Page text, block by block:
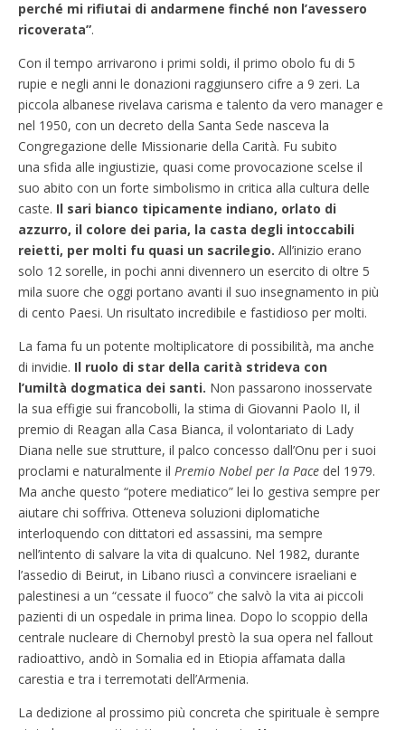
perché mi rifiutai di andarmene finché non l’avessero
ricoverata”.
Con il tempo arrivarono i primi soldi, il primo obolo fu di 5
rupie e negli anni le donazioni raggiunsero cifre a 9 zeri. La
piccola albanese rivelava carisma e talento da vero manager e
nel 1950, con un decreto della Santa Sede nasceva la
Congregazione delle Missionarie della Carità. Fu subito
una sfida alle ingiustizie, quasi come provocazione scelse il
suo abito con un forte simbolismo in critica alla cultura delle
caste. Il sari bianco tipicamente indiano, orlato di
azzurro, il colore dei paria, la casta degli intoccabili
reietti, per molti fu quasi un sacrilegio. All’inizio erano
solo 12 sorelle, in pochi anni divennero un esercito di oltre 5
mila suore che oggi portano avanti il suo insegnamento in più
di cento Paesi. Un risultato incredibile e fastidioso per molti.
La fama fu un potente moltiplicatore di possibilità, ma anche
di invidie. Il ruolo di star della carità strideva con
l’umiltà dogmatica dei santi. Non passarono inosservate
la sua effigie sui francobolli, la stima di Giovanni Paolo II, il
premio di Reagan alla Casa Bianca, il volontariato di Lady
Diana nelle sue strutture, il palco concesso dall’Onu per i suoi
proclami e naturalmente il Premio Nobel per la Pace del 1979.
Ma anche questo “potere mediatico” lei lo gestiva sempre per
aiutare chi soffriva. Otteneva soluzioni diplomatiche
interloquendo con dittatori ed assassini, ma sempre
nell’intento di salvare la vita di qualcuno. Nel 1982, durante
l’assedio di Beirut, in Libano riuscì a convincere israeliani e
palestinesi a un “cessate il fuoco” che salvò la vita ai piccoli
pazienti di un ospedale in prima linea. Dopo lo scoppio della
centrale nucleare di Chernobyl prestò la sua opera nel fallout
radioattivo, andò in Somalia ed in Etiopia affamata dalla
carestia e tra i terremotati dell’Armenia.
La dedizione al prossimo più concreta che spirituale è sempre